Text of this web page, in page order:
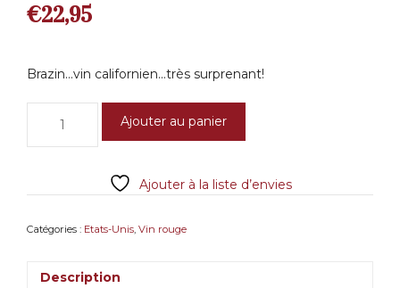
€22,95
Brazin…vin californien…très surprenant!
Brazin
2022
Family
Ajouter au panier
Ajouter à la liste d’envies
Catégories : Etats-Unis, Vin rouge
Description